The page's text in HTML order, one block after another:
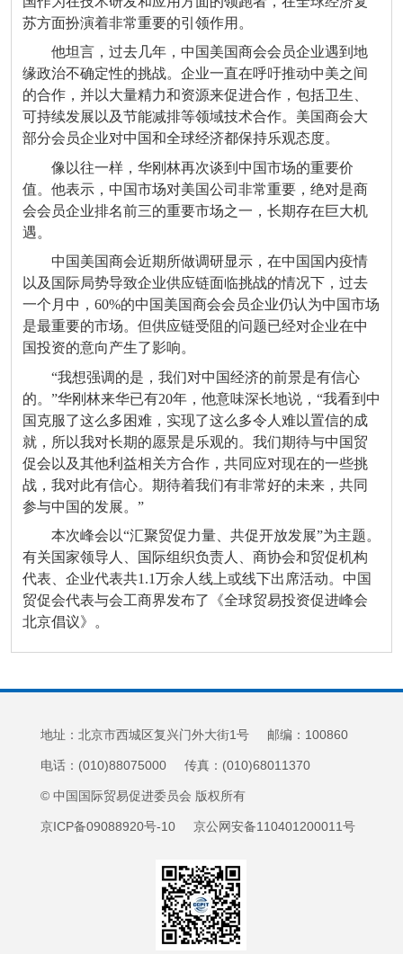
苏方面扮演着非常重要的引领作用。
他坦言，过去几年，中国美国商会会员企业遇到地
缘政治不确定性的挑战。企业一直在呼吁推动中美之间
的合作，并以大量精力和资源来促进合作，包括卫生、
可持续发展以及节能减排等领域技术合作。美国商会大
部分会员企业对中国和全球经济都保持乐观态度。
像以往一样，华刚林再次谈到中国市场的重要价
值。他表示，中国市场对美国公司非常重要，绝对是商
会会员企业排名前三的重要市场之一，长期存在巨大机
遇。
中国美国商会近期所做调研显示，在中国国内疫情
以及国际局势导致企业供应链面临挑战的情况下，过去
一个月中，60%的中国美国商会会员企业仍认为中国市场
是最重要的市场。但供应链受阻的问题已经对企业在中
国投资的意向产生了影响。
“我想强调的是，我们对中国经济的前景是有信心
的。”华刚林来华已有20年，他意味深长地说，“我看到中
国克服了这么多困难，实现了这么多令人难以置信的成
就，所以我对长期的愿景是乐观的。我们期待与中国贸
促会以及其他利益相关方合作，共同应对现在的一些挑
战，我对此有信心。期待着我们有非常好的未来，共同
参与中国的发展。”
本次峰会以“汇聚贸促力量、共促开放发展”为主题。
有关国家领导人、国际组织负责人、商协会和贸促机构
代表、企业代表共1.1万余人线上或线下出席活动。中国
贸促会代表与会工商界发布了《全球贸易投资促进峰会
北京倡议》。
地址：北京市西城区复兴门外大街1号 邮编：100860
电话：(010)88075000 传真：(010)68011370
© 中国国际贸易促进委员会 版权所有
京ICP备09088920号-10 京公网安备110401200011号